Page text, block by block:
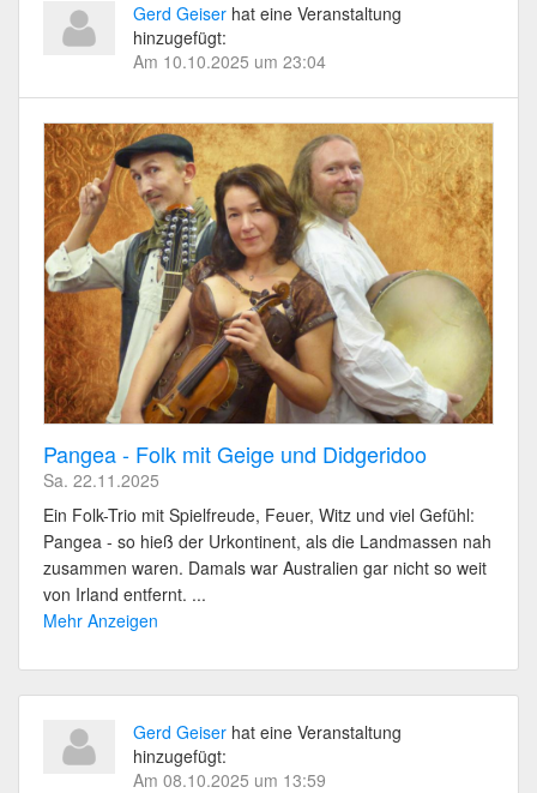
Gerd Geiser hat eine Veranstaltung
hinzugefügt:
Am 10.10.2025 um 23:04
Pangea - Folk mit Geige und Didgeridoo
Sa. 22.11.2025
Ein Folk-Trio mit Spielfreude, Feuer, Witz und viel Gefühl:
Pangea - so hieß der Urkontinent, als die Landmassen nah
zusammen waren. Damals war Australien gar nicht so weit
von Irland entfernt. ...
Mehr Anzeigen
Gerd Geiser hat eine Veranstaltung
hinzugefügt:
Am 08.10.2025 um 13:59